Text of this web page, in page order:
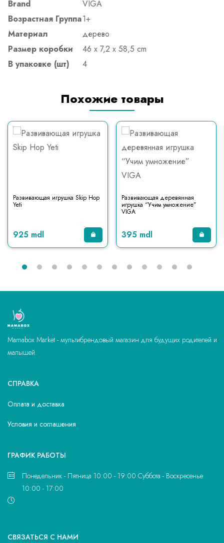
Brand
VIGA
Возрастная Группа1+
Материал
дерево
Размер коробки
46 x 7,2 x 58,5 cm
В упаковке (шт)
4
Похожие товары
Развивающая игрушка Skip Hop
Yeti
925 mdl
Развивающая деревянная
игрушка “Учим умножение”
VIGA
395 mdl
Mamabox Market - мультибрендовый магазин для будущих родителей и
малышей.
СПРАВКА
Оплата и доставка
Условия и соглашения
ГРАФИК РАБОТЫ
Понедельник - Пятница 10:00 - 19:00 Суббота - Воскресенье
10:00 - 17:00
CВЯЗАТЬСЯ С НАМИ